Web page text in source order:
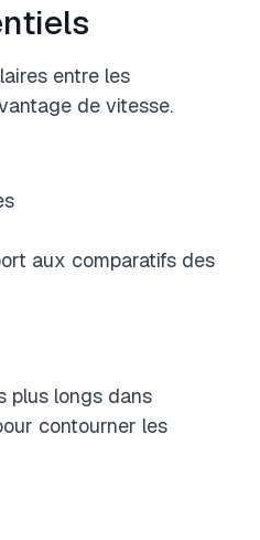
entre les
de vitesse.
aux comparatifs des
plus longs dans
contourner les